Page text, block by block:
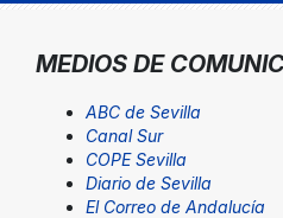
MEDIOS DE
ABC de Sevilla
Canal Sur
COPE Sevilla
Diario de Sevilla
El Correo de Andalucía